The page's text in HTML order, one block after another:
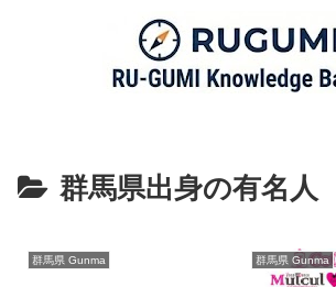
群馬県出身の有名人
群馬県 Gunma 群馬県 Gunma